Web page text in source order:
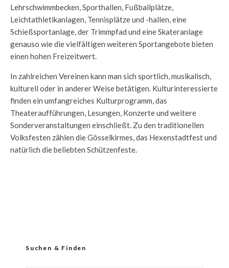
Lehrschwimmbecken, Sporthallen, Fußballplätze,
Leichtathletikanlagen, Tennisplätze und -hallen, eine
Schießsportanlage, der Trimmpfad und eine Skateranlage
genauso wie die vielfältigen weiteren Sportangebote bieten
einen hohen Freizeitwert.
In zahlreichen Vereinen kann man sich sportlich, musikalisch,
kulturell oder in anderer Weise betätigen. Kulturinteressierte
finden ein umfangreiches Kulturprogramm, das
Theateraufführungen, Lesungen, Konzerte und weitere
Sonderveranstaltungen einschließt. Zu den traditionellen
Volksfesten zählen die Gösselkirmes, das Hexenstadtfest und
natürlich die beliebten Schützenfeste.
Suchen & Finden